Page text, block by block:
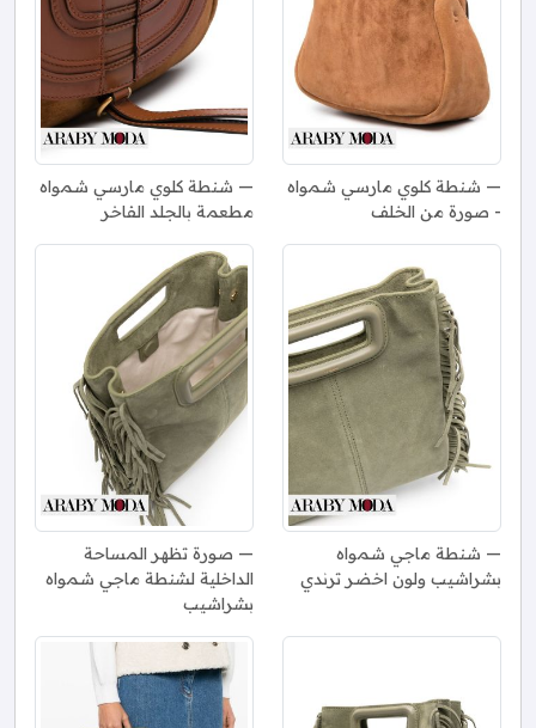
شنطة كلوي مارسي شمواه
- صورة من الخلف
شنطة كلوي مارسي شمواه
مطعمة بالجلد الفاخر
شنطة ماجي شمواه
بشراشيب ولون اخضر ترندي
صورة تظهر المساحة
الداخلية لشنطة ماجي شمواه
بشراشيب